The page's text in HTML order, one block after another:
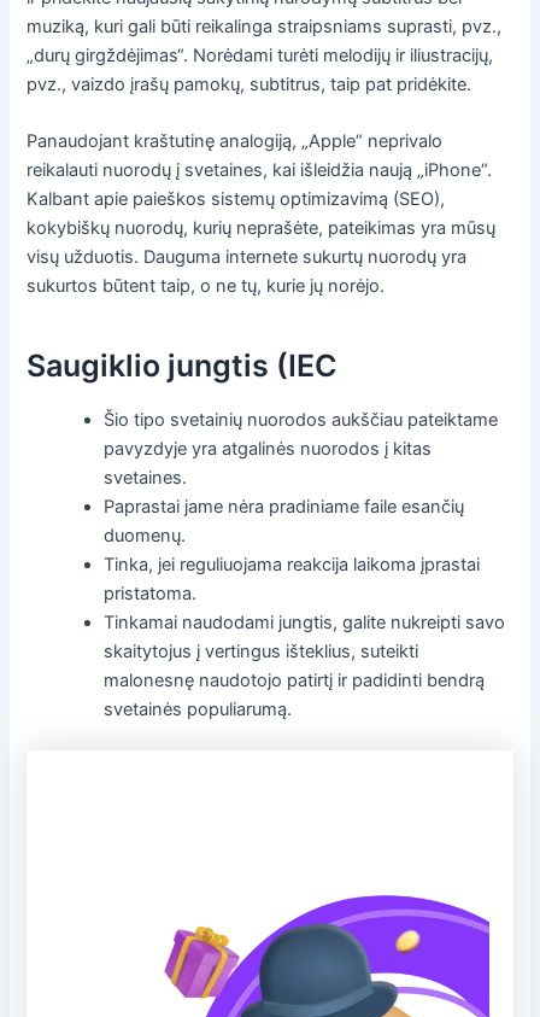
muziką, kuri gali būti reikalinga straipsniams suprasti, pvz.,
„durų girgždėjimas“. Norėdami turėti melodijų ir iliustracijų,
pvz., vaizdo įrašų pamokų, subtitrus, taip pat pridėkite.
Panaudojant kraštutinę analogiją, „Apple“ neprivalo
reikalauti nuorodų į svetaines, kai išleidžia naują „iPhone“.
Kalbant apie paieškos sistemų optimizavimą (SEO),
kokybiškų nuorodų, kurių neprašėte, pateikimas yra mūsų
visų užduotis. Dauguma internete sukurtų nuorodų yra
sukurtos būtent taip, o ne tų, kurie jų norėjo.
Saugiklio jungtis (IEC
Šio tipo svetainių nuorodos aukščiau pateiktame
pavyzdyje yra atgalinės nuorodos į kitas
svetaines.
Paprastai jame nėra pradiniame faile esančių
duomenų.
Tinka, jei reguliuojama reakcija laikoma įprastai
pristatoma.
Tinkamai naudodami jungtis, galite nukreipti savo
skaitytojus į vertingus išteklius, suteikti
malonesnę naudotojo patirtį ir padidinti bendrą
svetainės populiarumą.